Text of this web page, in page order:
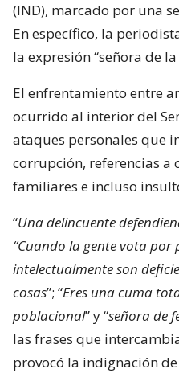
(IND), marcado por una
En específico, la
la expresión “señora de
El enfrentamiento entre
ocurrido al interior del
ataques personales que
corrupción, referencias a
familiares e incluso
“Una delincuente
“Cuando la gente vota por
intelectualmente son
cosas”; “Eres una cuma
poblacional” y “señora de
las frases que
provocó la indignación